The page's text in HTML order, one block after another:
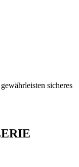
sicheres